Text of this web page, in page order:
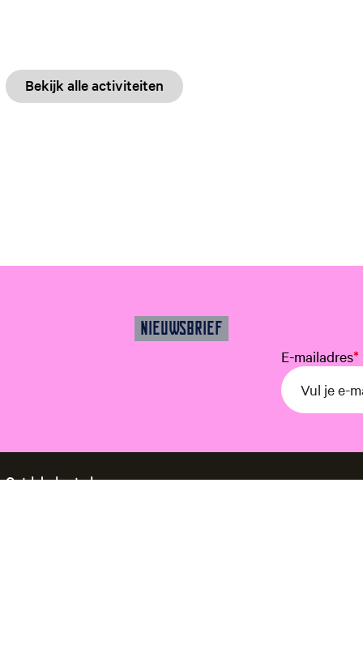
Bekijk alle activiteiten
NIEUWSBRIEF
E-mailadres*
Ontdek de stad